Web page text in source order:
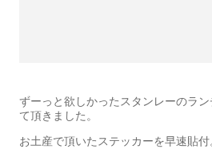
ずーっと欲しかったスタンレーのラ
て頂きました。
お土産で頂いたステッカーを早速貼付